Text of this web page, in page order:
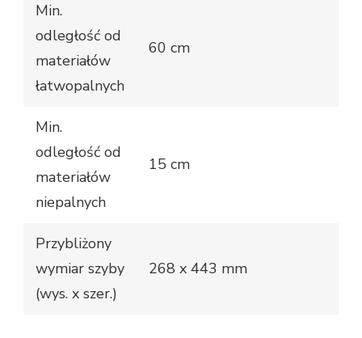
Min.
odległość od
materiałów
łatwopalnych
60 cm
Min.
odległość od
materiałów
niepalnych
15 cm
Przybliżony
wymiar szyby
(wys. x szer.)
268 x 443 mm